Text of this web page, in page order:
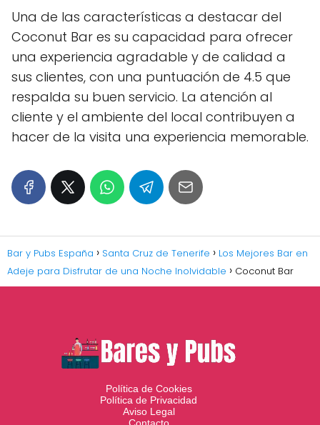
Una de las características a destacar del
Coconut Bar es su capacidad para ofrecer
una experiencia agradable y de calidad a
sus clientes, con una puntuación de 4.5 que
respalda su buen servicio. La atención al
cliente y el ambiente del local contribuyen a
hacer de la visita una experiencia memorable.
Bar y Pubs España Santa Cruz de Tenerife
Los Mejores Bar en
Adeje para Disfrutar de una Noche Inolvidable
Coconut Bar
Política de Cookies
Política de Privacidad
Aviso Legal
Contacto